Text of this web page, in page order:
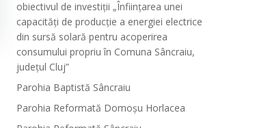
obiectivul de investiții „Înființarea unei
capacități de producție a energiei electrice
din sursă solară pentru acoperirea
consumului propriu în Comuna Sâncraiu,
județul Cluj”
Parohia Baptistă Sâncraiu
Parohia Reformată Domoşu Horlacea